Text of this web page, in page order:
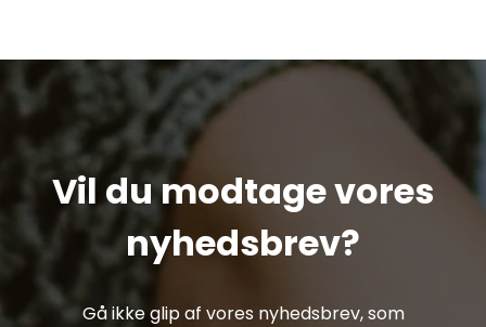
Vil du modtage vores
nyhedsbrev?
Gå ikke glip af vores nyhedsbrev, som